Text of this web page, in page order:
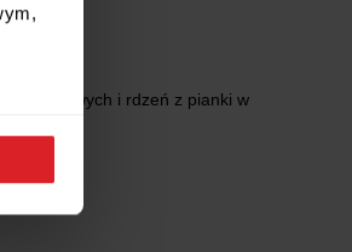
sprężynowych i rdzeń z pianki w